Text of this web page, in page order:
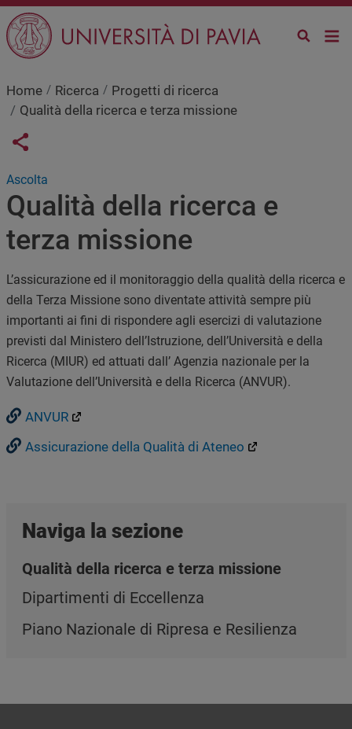
Salta al contenuto principale
Home Ricerca
Progetti di ricerca
Qualità della ricerca e terza missione
Links condivisione social
Share button
Ascolta
Qualità della ricerca e
terza missione
L’assicurazione ed il monitoraggio della qualità della ricerca e
della Terza Missione sono diventate attività sempre più
importanti ai fini di rispondere agli esercizi di valutazione
previsti dal Ministero dell’Istruzione, dell’Università e della
Ricerca (MIUR) ed attuati dall’ Agenzia nazionale per la
Valutazione dell’Università e della Ricerca (ANVUR).
ANVUR
Assicurazione della Qualità di Ateneo
Naviga la sezione
Qualità della ricerca e terza missione
Dipartimenti di Eccellenza
Piano Nazionale di Ripresa e Resilienza